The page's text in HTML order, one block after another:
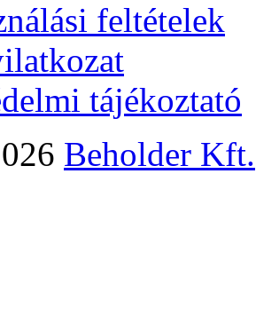
feltételek
tájékoztató
Beholder Kft.